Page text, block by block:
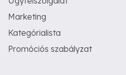
Marketing
Kategórialista
Promóciós szabályzat